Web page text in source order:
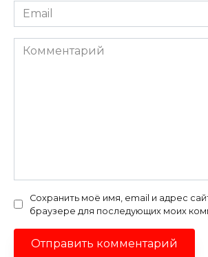
Email
*
Комментарий
Сохранить моё имя, email и адрес
браузере для последующих моих